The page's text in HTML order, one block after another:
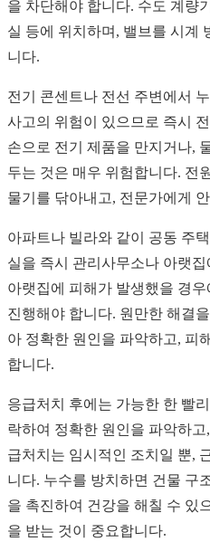
을 차단해야 합니다. 수도 계량
실 등에 위치하며, 밸브를 시계
니다.
전기 콘센트나 전선 주변에서
사고의 위험이 있으므로 즉시
손으로 전기 제품을 만지거나,
두는 것은 매우 위험합니다. 전
물기를 닦아내고, 전문가에게
아파트나 빌라와 같이 공동 주
실을 즉시 관리사무소나 아랫
아랫집에 피해가 발생했을 경
진행해야 합니다. 원만한 해결
아 정확한 원인을 파악하고, 피
합니다.
응급처치 후에는 가능한 한 빨
락하여 정확한 원인을 파악하
급처치는 임시적인 조치일 뿐,
니다. 누수를 방치하면 건물 구
을 촉진하여 건강을 해칠 수 있
을 받는 것이 중요합니다.